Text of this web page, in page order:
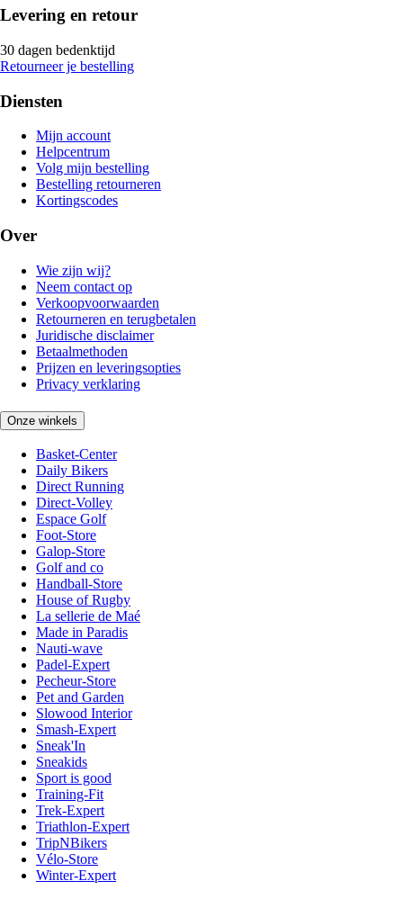
Levering en retour
30 dagen bedenktijd
Retourneer je bestelling
Diensten
Mijn account
Helpcentrum
Volg mijn bestelling
Bestelling retourneren
Kortingscodes
Over
Wie zijn wij?
Neem contact op
Verkoopvoorwaarden
Retourneren en terugbetalen
Juridische disclaimer
Betaalmethoden
Prijzen en leveringsopties
Privacy verklaring
Onze winkels
Basket-Center
Daily Bikers
Direct Running
Direct-Volley
Espace Golf
Foot-Store
Galop-Store
Golf and co
Handball-Store
House of Rugby
La sellerie de Maé
Made in Paradis
Nauti-wave
Padel-Expert
Pecheur-Store
Pet and Garden
Slowood Interior
Smash-Expert
Sneak'In
Sneakids
Sport is good
Training-Fit
Trek-Expert
Triathlon-Expert
TripNBikers
Vélo-Store
Winter-Expert